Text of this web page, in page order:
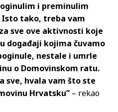
i preminulim
tako, treba vam
sve ove aktivnosti koje
događaji kojima čuvamo
nestale i umrle
o Domovinskom ratu.
sve, hvala vam što ste
Hrvatsku” – rekao